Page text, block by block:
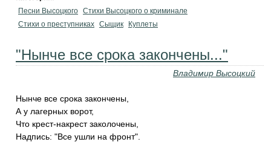
Песни Высоцкого Стихи Высоцкого о криминале
Стихи о преступниках Сыщик Куплеты
"Нынче все срока закончены..."
Владимир Высоцкий
Нынче все срока закончены,
А у лагерных ворот,
Что крест-накрест заколочены,
Надпись: "Все ушли на фронт".